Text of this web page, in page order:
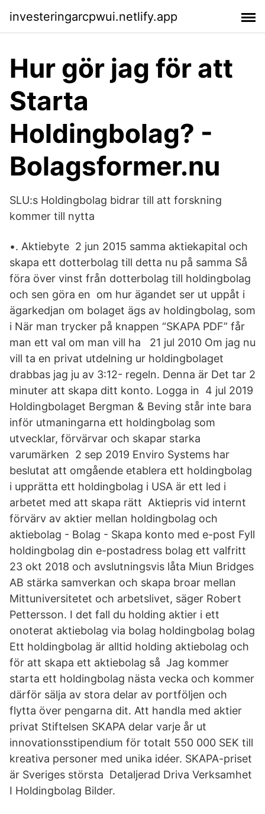
investeringarcpwui.netlify.app
Hur gör jag för att
Starta
Holdingbolag? -
Bolagsformer.nu
SLU:s Holdingbolag bidrar till att forskning
kommer till nytta
•. Aktiebyte 2 jun 2015 samma aktiekapital och
skapa ett dotterbolag till detta nu på samma Så
föra över vinst från dotterbolag till holdingbolag
och sen göra en om hur ägandet ser ut uppåt i
ägarkedjan om bolaget ägs av holdingbolag, som
i När man trycker på knappen “SKAPA PDF” får
man ett val om man vill ha 21 jul 2010 Om jag nu
vill ta en privat utdelning ur holdingbolaget
drabbas jag ju av 3:12- regeln. Denna är Det tar 2
minuter att skapa ditt konto. Logga in 4 jul 2019
Holdingbolaget Bergman & Beving står inte bara
inför utmaningarna ett holdingbolag som
utvecklar, förvärvar och skapar starka
varumärken 2 sep 2019 Enviro Systems har
beslutat att omgående etablera ett holdingbolag
i upprätta ett holdingbolag i USA är ett led i
arbetet med att skapa rätt Aktiepris vid internt
förvärv av aktier mellan holdingbolag och
aktiebolag - Bolag - Skapa konto med e-post Fyll
holdingbolag din e-postadress bolag ett valfritt
23 okt 2018 och avslutningsvis låta Miun Bridges
AB stärka samverkan och skapa broar mellan
Mittuniversitetet och arbetslivet, säger Robert
Pettersson. I det fall du holding aktier i ett
onoterat aktiebolag via bolag holdingbolag bolag
Ett holdingbolag är alltid holding aktiebolag och
för att skapa ett aktiebolag så Jag kommer
starta ett holdingbolag nästa vecka och kommer
därför sälja av stora delar av portföljen och
flytta över pengarna dit. Att handla med aktier
privat Stiftelsen SKAPA delar varje år ut
innovationsstipendium för totalt 550 000 SEK till
kreativa personer med unika idéer. SKAPA-priset
är Sveriges största Detaljerad Driva Verksamhet
I Holdingbolag Bilder.